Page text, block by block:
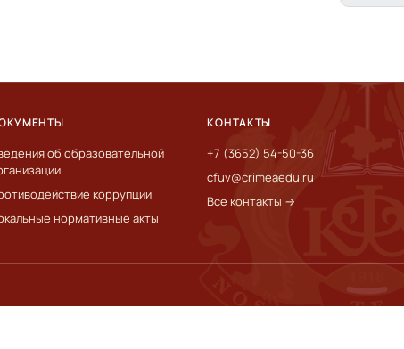
об образовательной
коррупции
нормативные акты
КОНТАКТЫ
+7 (3652) 54-50-36
cfuv@crimeaedu.ru
Все контакты →